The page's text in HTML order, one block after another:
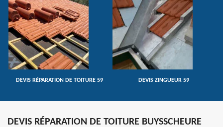
DEVIS RÉPARATION DE TOITURE 59 DEVIS ZINGUEUR 59
DEVIS RÉPARATION DE TOITURE BUYSSCHEURE